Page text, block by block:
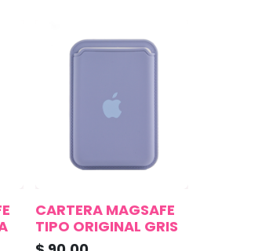
CARTERA MAGSAFE
TIPO ORIGINAL GRIS